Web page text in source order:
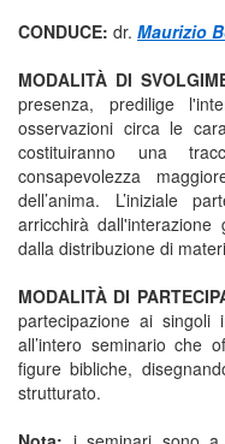
CONDUCE: dr. Maurizio
MODALITÀ DI
presenza, predilige
osservazioni circa le
costituiranno una
consapevolezza
dell’anima. L’iniziale
arricchirà
dalla distribuzione di
MODALITÀ DI
partecipazione ai singoli
all’intero seminario che
figure bibliche,
strutturato.